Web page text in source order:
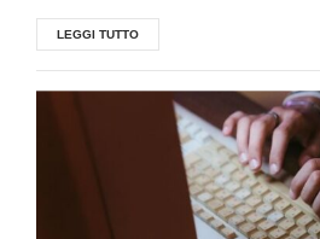
LEGGI TUTTO